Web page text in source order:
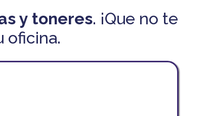
y toneres. ¡Que no te
oficina.